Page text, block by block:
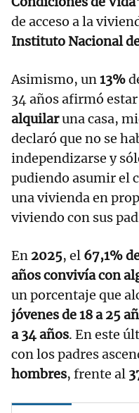
de acceso a la
Instituto Nacional
Asimismo, un13%
34 años afirmó estar
alquilaruna casa,
declaró que no se
independizarse y
pudiendo asumir el
una vivienda en
viviendo con sus
En 2025, el 67,1%
años convivía con
un porcentaje que
jóvenes de 18 a 25
a 34 años. En este
con los padres
hombres, frente al